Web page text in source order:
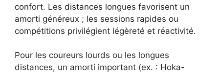
confort. Les distances longues favorisent un
amorti généreux ; les sessions rapides ou
compétitions privilégient légèreté et réactivité.
Pour les coureurs lourds ou les longues
distances, un amorti important (ex. : Hoka-